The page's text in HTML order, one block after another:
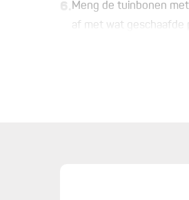
6. Meng de tuinbonen
af met wat geschaafde
Je kunt ook
gebruik dan het